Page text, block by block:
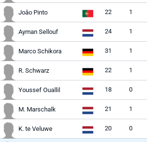
Joâo Pinto 22 1
Ayman Sellouf 24 1
Marco Schikora 31 1
R. Schwarz 22 1
Youssef Ouallil 18 0
M. Marschalk 21 1
K. te Veluwe 20 0